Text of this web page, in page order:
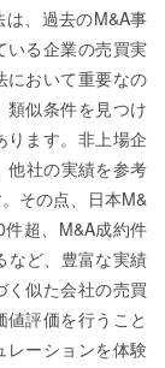
、過去のM&A事
いる企業の売買実
において重要なの
類似条件を見つけ
ります。非上場企
他社の実績を参考
その点、日本M&
超、M&A成約件
ど、豊富な実績
く似た会社の売買
評価を行うこと
レーションを体験